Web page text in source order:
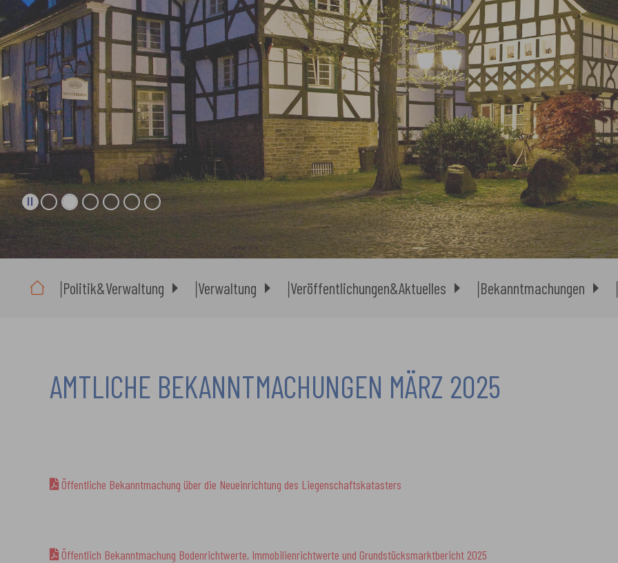
Politik&Verwaltung Verwaltung Veröffentlichungen&Aktuelles Bekanntmachungen
AMTLICHE BEKANNTMACHUNGEN MÄRZ 2025
Öffentliche Bekanntmachung über die Neueinrichtung des Liegenschaftskatasters
Öffentlich Bekanntmachung Bodenrichtwerte, Immobilienrichtwerte und Grundstücksmarktbericht 2025